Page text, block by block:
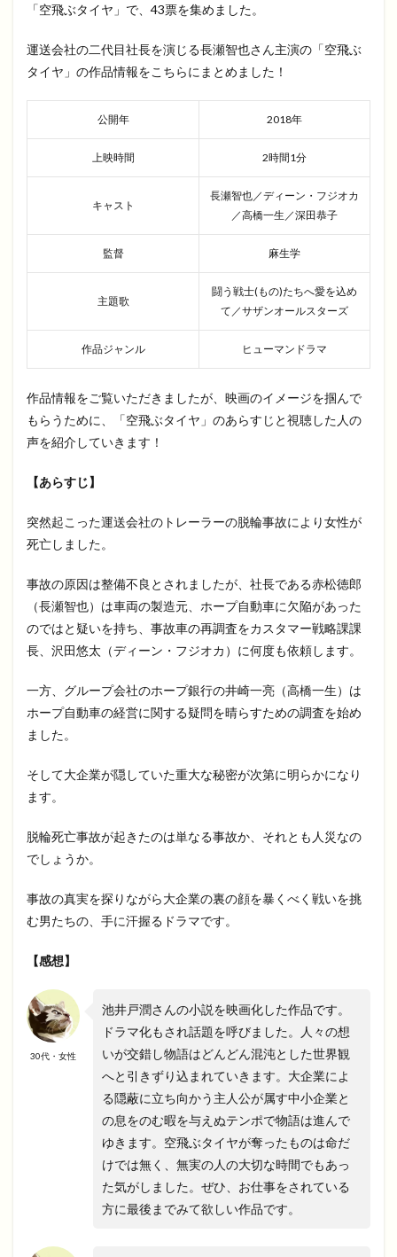
「空飛ぶタイヤ」で、43票を集めました。
運送会社の二代目社長を演じる長瀬智也さん主演の「空飛ぶ
タイヤ」の作品情報をこちらにまとめました！
公開年 2018年
上映時間 2時間1分
キャスト
長瀬智也／ディーン・フジオカ
／高橋一生／深田恭子
監督 麻生学
主題歌
闘う戦士(もの)たちへ愛を込め
て／サザンオールスターズ
作品ジャンル ヒューマンドラマ
作品情報をご覧いただきましたが、映画のイメージを掴んで
もらうために、「空飛ぶタイヤ」のあらすじと視聴した人の
声を紹介していきます！
【あらすじ】
突然起こった運送会社のトレーラーの脱輪事故により女性が
死亡しました。
事故の原因は整備不良とされましたが、社長である赤松徳郎
（長瀬智也）は車両の製造元、ホープ自動車に欠陥があった
のではと疑いを持ち、事故車の再調査をカスタマー戦略課課
長、沢田悠太（ディーン・フジオカ）に何度も依頼します。
一方、グループ会社のホープ銀行の井崎一亮（高橋一生）は
ホープ自動車の経営に関する疑問を晴らすための調査を始め
ました。
そして大企業が隠していた重大な秘密が次第に明らかになり
ます。
脱輪死亡事故が起きたのは単なる事故か、それとも人災なの
でしょうか。
事故の真実を探りながら大企業の裏の顔を暴くべく戦いを挑
む男たちの、手に汗握るドラマです。
【感想】
30代・女性
池井戸潤さんの小説を映画化した作品です。
ドラマ化もされ話題を呼びました。人々の想
いが交錯し物語はどんどん混沌とした世界観
へと引きずり込まれていきます。大企業によ
る隠蔽に立ち向かう主人公が属す中小企業と
の息をのむ暇を与えぬテンポで物語は進んで
ゆきます。空飛ぶタイヤが奪ったものは命だ
けでは無く、無実の人の大切な時間でもあっ
た気がしました。ぜひ、お仕事をされている
方に最後までみて欲しい作品です。